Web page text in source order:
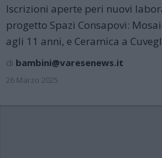
Iscrizioni aperte peri nuovi
progetto Spazi Consapovi:
agli 11 anni, e Ceramica a
di bambini@varesenews.it
26 Marzo 2025